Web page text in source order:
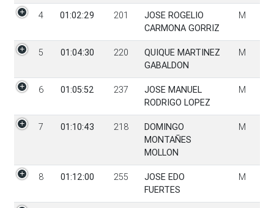
4 01:02:29 201
JOSE ROGELIO
CARMONA GORRIZ
M
5 01:04:30 220
QUIQUE MARTINEZ
GABALDON
M
6 01:05:52 237
JOSE MANUEL
RODRIGO LOPEZ
M
7 01:10:43 218
DOMINGO
MONTAÑES
MOLLON
M
8 01:12:00 255
JOSE EDO
FUERTES
M